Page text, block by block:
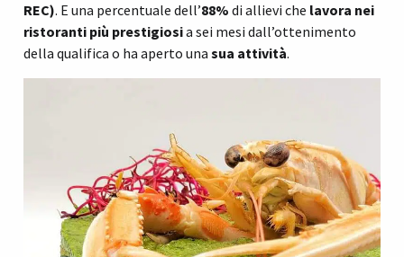
REC). E una percentuale dell’88% di allievi che lavora nei
ristoranti più prestigiosia sei mesi dall’ottenimento
della qualifica o ha aperto una sua attività.